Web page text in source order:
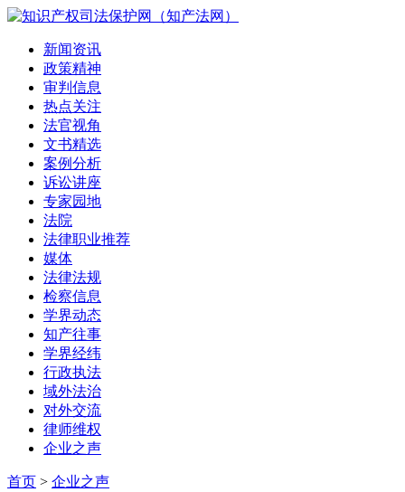
新闻资讯
政策精神
审判信息
热点关注
法官视角
文书精选
案例分析
诉讼讲座
专家园地
法院
法律职业推荐
媒体
法律法规
检察信息
学界动态
知产往事
学界经纬
行政执法
域外法治
对外交流
律师维权
企业之声
首页 > 企业之声